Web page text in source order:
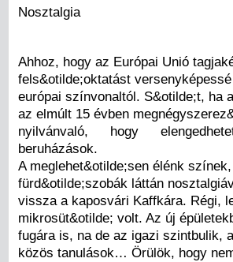
Nosztalgia
Ahhoz, hogy az Európai Unió
fels&otilde;oktatást
európai színvonaltól. S&otilde;t, ha
az elmúlt 15 évben
nyilvánvaló, hogy
beruházások.
A meglehet&otilde;sen élénk
fürd&otilde;szobák láttán
vissza a kaposvári Kaffkára. Régi,
mikrosüt&otilde; volt. Az új
fugára is, na de az igazi szintbulik,
közös tanulások… Örülök, hogy